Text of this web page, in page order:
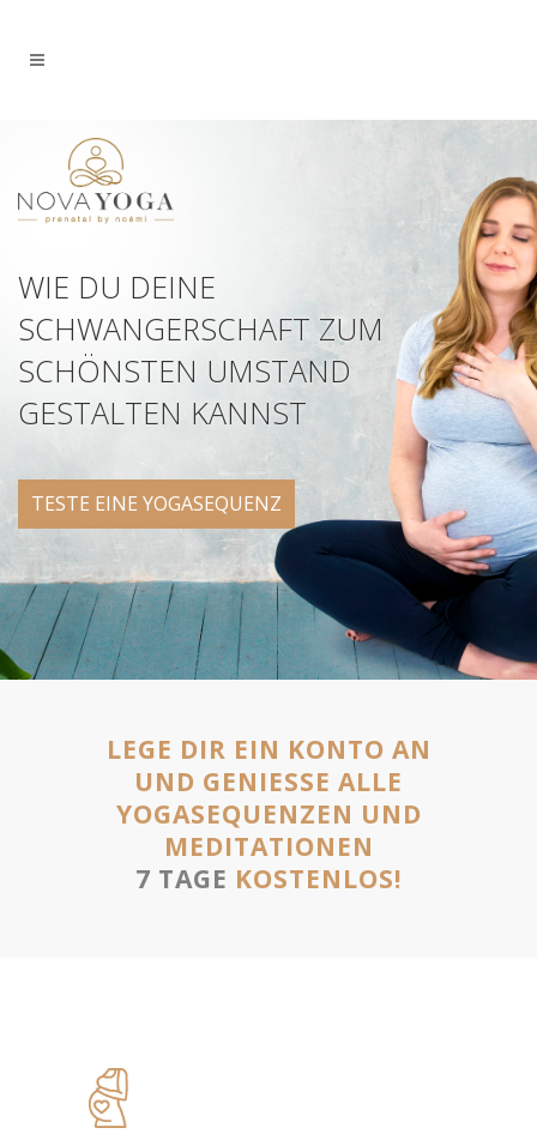
WIE DU DEINE
SCHWANGERSCHAFT ZUM
SCHÖNSTEN UMSTAND
GESTALTEN KANNST
TESTE EINE YOGASEQUENZ
LEGE DIR EIN KONTO AN
UND GENIESSE ALLE Y
OGASEQUENZEN UND M
EDITATIONEN
7 TAGE KOSTENLOS!